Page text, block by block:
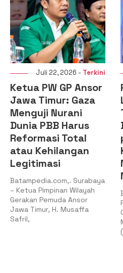
Juli 20, 2026 -Terkini
PKC PMII Kepri:
Legitimasi PC PMII
Tanjungpinang-
Bintan Berada
pada
Kepengurusan
Muhammad Al-
Mujrin
Batampedia.com,. Batam –
Pengurus Koordinator
Cabang (PKC) Pergerakan
Mahasiswa Islam Indonesia